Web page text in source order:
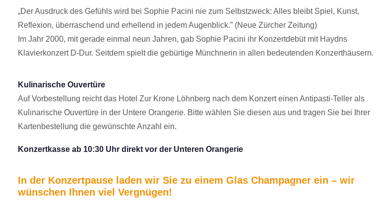
„Der Ausdruck des Gefühls wird bei Sophie Pacini nie zum Selbstzweck: Alles bleibt Spiel, Kunst,
Reflexion, überraschend und erhellend in jedem Augenblick.” (Neue Zürcher Zeitung)
Im Jahr 2000, mit gerade einmal neun Jahren, gab Sophie Pacini ihr Konzertdebüt mit Haydns
Klavierkonzert D-Dur. Seitdem spielt die gebürtige Münchnerin in allen bedeutenden Konzerthäusern.
Kulinarische Ouvertüre
Auf Vorbestellung reicht das Hotel Zur Krone Löhnberg nach dem Konzert einen Antipasti-Teller als
Kulinarische Ouvertüre in der Untere Orangerie. Bitte wählen Sie diesen aus und tragen Sie bei Ihrer
Kartenbestellung die gewünschte Anzahl ein.
Konzertkasse ab 10:30 Uhr direkt vor der Unteren Orangerie
In der Konzertpause laden wir Sie zu einem Glas Champagner ein – wir
wünschen Ihnen viel Vergnügen!